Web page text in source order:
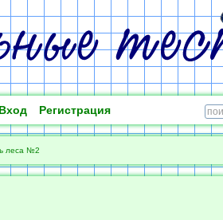
Вход Регистрация
леса №2